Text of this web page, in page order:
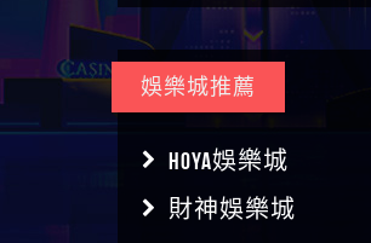
娛樂城推薦
HOYA娛樂城
財神娛樂城